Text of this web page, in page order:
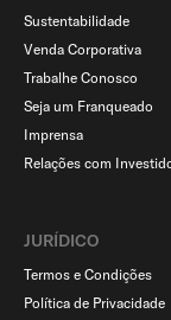
Sustentabilidade
Venda Corporativa
Trabalhe Conosco
Seja um Franqueado
Imprensa
Relações com
JURÍDICO
Termos e Condições
Política de Privacidade